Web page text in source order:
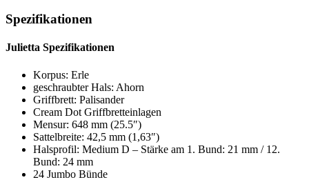
Spezifikationen
Julietta Spezifikationen
Korpus: Erle
geschraubter Hals: Ahorn
Griffbrett: Palisander
Cream Dot Griffbretteinlagen
Mensur: 648 mm (25.5″)
Sattelbreite: 42,5 mm (1,63″)
Halsprofil: Medium D – Stärke am 1. Bund: 21 mm / 12.
Bund: 24 mm
24 Jumbo Bünde